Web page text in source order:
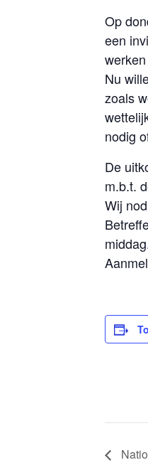
Op
een
Nu
zoals
nodig
De
m.b.t.
Wij